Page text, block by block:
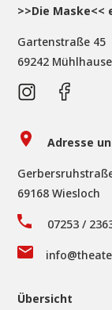
>>Die Maske<<
Gartenstraße 45
69242
Adresse
69168 Wiesloch
07253 /
Übersicht